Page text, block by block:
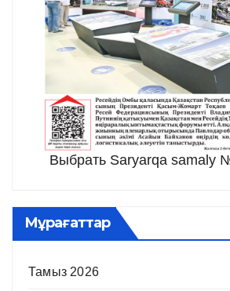
Выбрать Saryarqa samaly
Мұрағаттар
Тамыз 2026